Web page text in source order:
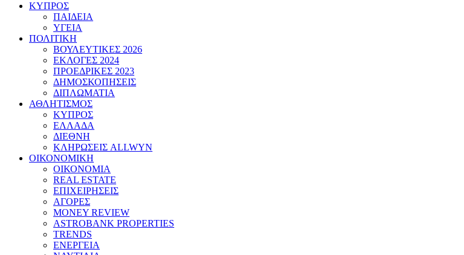
ΚΥΠΡΟΣ
ΠΑΙΔΕΙΑ
ΥΓΕΙΑ
ΠΟΛΙΤΙΚΗ
ΒΟΥΛΕΥΤΙΚΕΣ 2026
ΕΚΛΟΓΕΣ 2024
ΠΡΟΕΔΡΙΚΕΣ 2023
ΔΗΜΟΣΚΟΠΗΣΕΙΣ
ΔΙΠΛΩΜΑΤΙΑ
ΑΘΛΗΤΙΣΜΟΣ
ΚΥΠΡΟΣ
ΕΛΛΑΔΑ
ΔΙΕΘΝΗ
ΚΛΗΡΩΣΕΙΣ ALLWYN
ΟΙΚΟΝΟΜΙΚΗ
ΟΙΚΟΝΟΜΙΑ
REAL ESTATE
ΕΠΙΧΕΙΡΗΣΕΙΣ
ΑΓΟΡΕΣ
MONEY REVIEW
ASTROBANK PROPERTIES
TRENDS
ΕΝΕΡΓΕΙΑ